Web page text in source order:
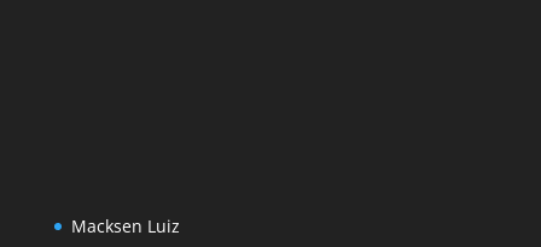
Macksen Luiz